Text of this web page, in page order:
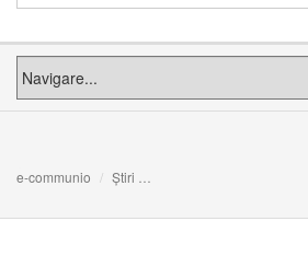
e-communio Știri